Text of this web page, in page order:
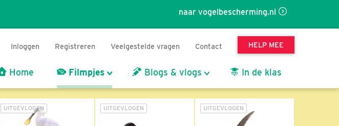
naar vogelbescherming.nl
Inloggen Registreren Veelgestelde vragen Contact HELP MEE
Home Filmpjes Blogs & vlogs In de klas
UITGEVLOGEN UITGEVLOGEN UITGEVLOGEN